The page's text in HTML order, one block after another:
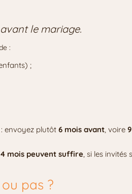
le mariage.
:
;
: envoyez plutôt 6 mois avant, voire
mois peuvent suffire, si les invités
pas ?